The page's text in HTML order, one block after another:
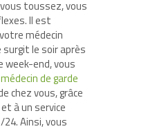
toussez, vous
Il est
médecin
le soir après
week-end, vous
de garde
chez vous, grâce
à un service
Ainsi, vous